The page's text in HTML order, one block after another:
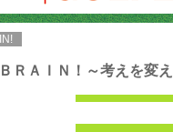
ＲＡＩＮ！～考えを変